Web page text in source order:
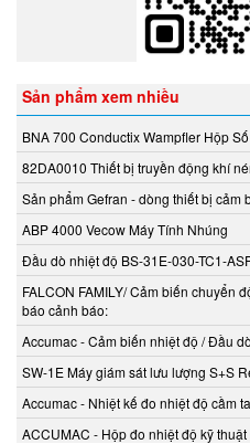
Beckhoff Vietnam
Bei Sensor
Bently Nevada
Bernstein
Berthold
Beta Vietnam
BIFOLD
Bifold (Rotork)
Bihl+wiedemann
Bihl+wiedemann Vietnam
Biuged Vietnam
BLH NOBEL
Sản phẩm xem nhiều
BNA 700 Conductix Wampfler Hộp
82DA0010 Thiết bị truyền động khí
Sản phẩm Gefran - dòng thiết bị cảm
ABP 4000 Vecow Máy Tính Nhúng
Đầu dò nhiệt độ BS-31E-030-TC1-
FALCON FAMILY/ Cảm biến chuyển
báo cảnh báo:
Accumac - Cảm biến nhiệt độ / Đầu
SW-1E Máy giám sát lưu lượng S+S
Accumac - Nhiệt kế đo nhiệt độ cầm
ACCUMAC - Hộp đo nhiệt độ kỹ